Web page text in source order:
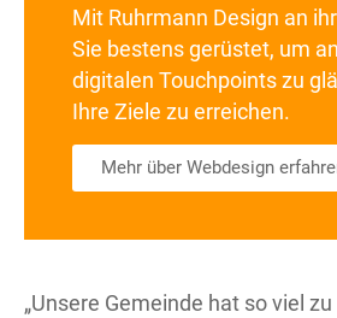
Mit Ruhrmann Design an
Sie bestens gerüstet, um
digitalen Touchpoints zu
Ihre Ziele zu erreichen.
Mehr über Webdesign
„Unsere Gemeinde hat so viel